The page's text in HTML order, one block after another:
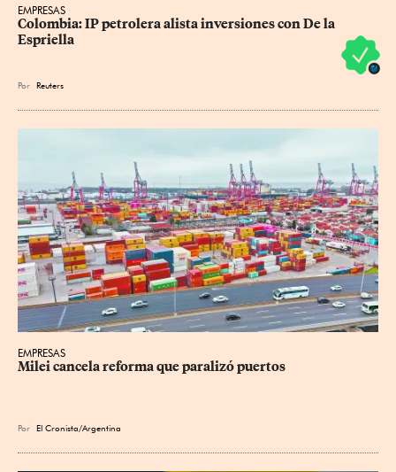
EMPRESAS
Colombia: IP petrolera alista inversiones con De la
Espriella
Por Reuters
EMPRESAS
Milei cancela reforma que paralizó puertos
Por El Cronista/Argentina